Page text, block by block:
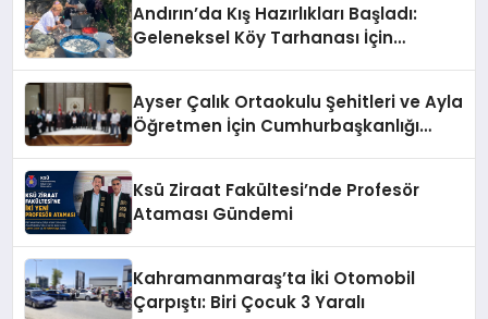
Andırın’da Kış Hazırlıkları Başladı:
Geleneksel Köy Tarhanası İçin
Ayser Çalık Ortaokulu Şehitleri ve Ayla
Öğretmen İçin Cumhurbaşkanlığı
Ksü Ziraat Fakültesi’nde Profesör
Ataması Gündemi
Kahramanmaraş’ta İki Otomobil
Çarpıştı: Biri Çocuk 3 Yaralı